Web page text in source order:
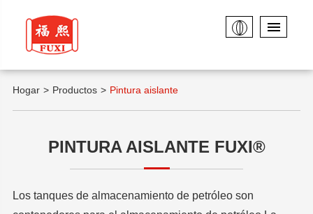
Hogar Productos Pintura aislante
PINTURA AISLANTE FUXI®
Los tanques de almacenamiento de petróleo son